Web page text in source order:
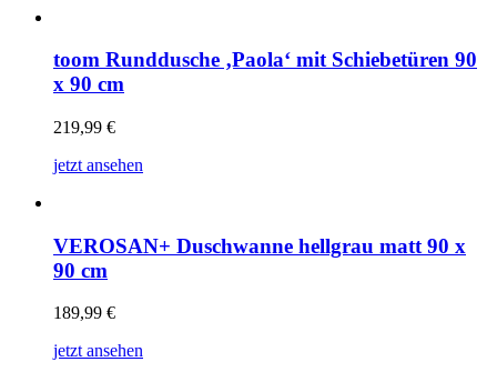
toom Runddusche ‚Paola‘ mit Schiebetüren 90
x 90 cm
219,99 €
jetzt ansehen
VEROSAN+ Duschwanne hellgrau matt 90 x
90 cm
189,99 €
jetzt ansehen